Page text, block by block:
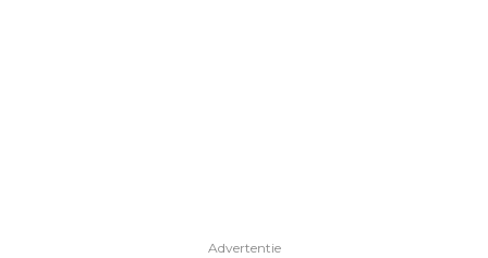
Advertentie